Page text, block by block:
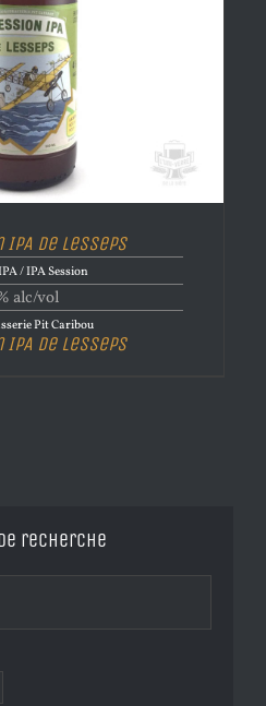
IPA de Lesseps
/ IPA Session
alc/vol
Pit Caribou
IPA de Lesseps
recherche